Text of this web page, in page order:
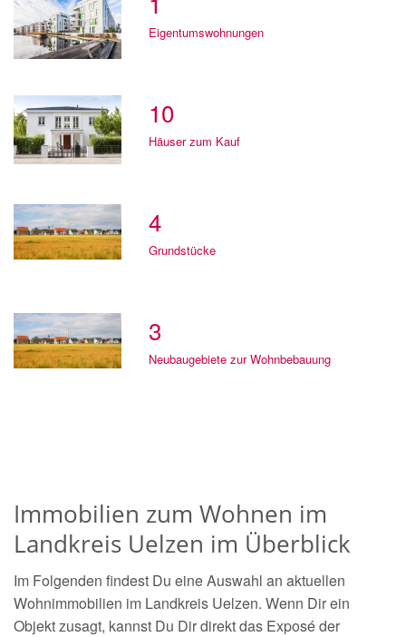
Eigentumswohnungen
10
Häuser zum Kauf
4
Grundstücke
3
Neubaugebiete zur Wohnbebauung
Immobilien zum Wohnen im
Landkreis Uelzen im Überblick
Im Folgenden findest Du eine Auswahl an aktuellen
Wohnimmobilien im Landkreis Uelzen. Wenn Dir ein
Objekt zusagt, kannst Du Dir direkt das Exposé der